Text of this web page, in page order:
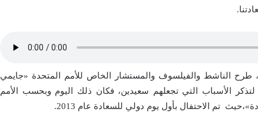
تاريخيا وبالعودة إلى أصل هذا اليوم تحديدًا عام 2011، طرح الناشط والفيلسوف والمستشار الخاص للأمم المتحدة «جايمي
الأسباب التي تجعلهم سعيدين، فكان ذلك اليوم وبحسب الأمم